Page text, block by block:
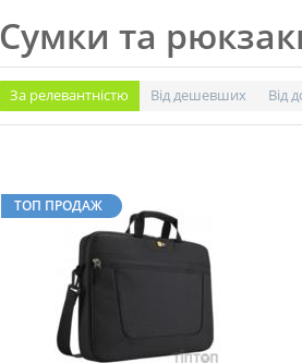
Сумки та
За релевантністю Від дешевших Від
ТОП ПРОДАЖ